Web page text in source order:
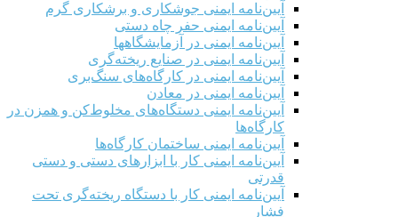
آیین‌نامه ایمنی جوشکاری و برشکاری گرم
آیین‌نامه ایمنی حفر چاه دستی
آیین‌نامه ایمنی در آزمایشگاهها
آیین‌نامه ایمنی در صنایع ریخته‌گری
آیین‌نامه ایمنی در کارگاه‌های سنگ‌بری
آیین‌نامه ایمنی در معادن
آیین‌نامه ایمنی دستگاه‌های مخلوط‌کن و همزن در
کارگاه‌ها
آیین‌نامه ایمنی ساختمان کارگاه‌ها
آیین‌نامه ایمنی کار با ابزارهای دستی و دستی
قدرتی
آیین‌نامه ایمنی کار با دستگاه ریخته‌گری تحت
فشار